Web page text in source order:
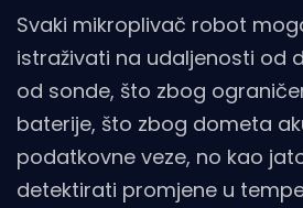
Svaki mikroplivač robot
istraživati ​​na udaljenosti od
od sonde, što zbog
baterije, što zbog dometa
podatkovne veze, no kao
detektirati promjene u